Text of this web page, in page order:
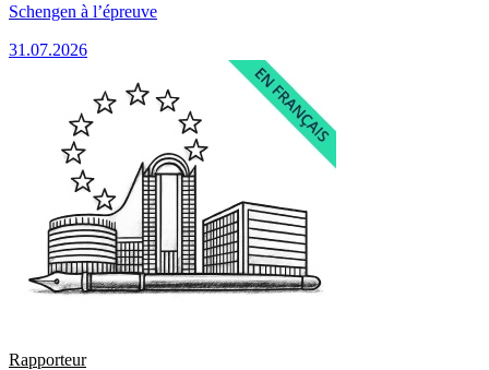
Schengen à l’épreuve
31.07.2026
Rapporteur